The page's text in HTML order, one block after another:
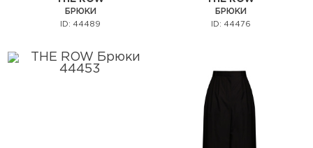
БРЮКИ
ID: 44489
БРЮКИ
ID: 44476